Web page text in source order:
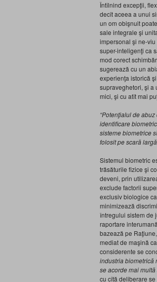
Întîlnind excepţii,
decît aceea a unui
un om obişnuit
sale integrale şi
impersonal şi ne-
super-inteligenţi ca
mod corect
sugerează cu un
experienţa istorică
supraveghetori, şi a
mici, şi cu atît mai
“Potenţialul de
identificare
sisteme biometrice
folosit pe scară
Sistemul biometric
trăsăturile fizice şi
deveni, prin
exclude factorii
exclusiv biologice
minimizează
întregului sistem de
raportare
bazează pe
mediat de maşină
considerente se
industria biometrică
se acorde mai
cu cîtă deliberare